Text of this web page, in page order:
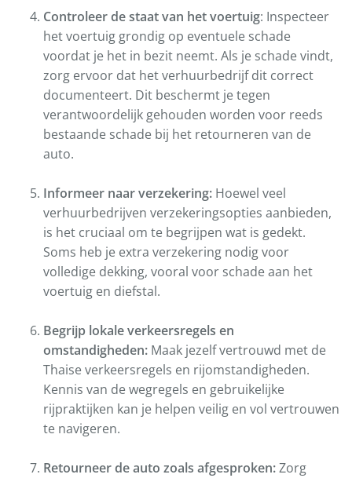
Controleer de staat van het voertuig: Inspecteer
het voertuig grondig op eventuele schade
voordat je het in bezit neemt. Als je schade vindt,
zorg ervoor dat het verhuurbedrijf dit correct
documenteert. Dit beschermt je tegen
verantwoordelijk gehouden worden voor reeds
bestaande schade bij het retourneren van de
auto.
Informeer naar verzekering: Hoewel veel
verhuurbedrijven verzekeringsopties aanbieden,
is het cruciaal om te begrijpen wat is gedekt.
Soms heb je extra verzekering nodig voor
volledige dekking, vooral voor schade aan het
voertuig en diefstal.
Begrijp lokale verkeersregels en
omstandigheden: Maak jezelf vertrouwd met de
Thaise verkeersregels en rijomstandigheden.
Kennis van de wegregels en gebruikelijke
rijpraktijken kan je helpen veilig en vol vertrouwen
te navigeren.
Retourneer de auto zoals afgesproken:Zorg